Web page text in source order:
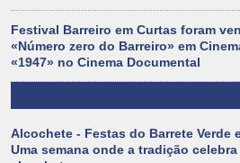
Festival Barreiro em Curtas foram
«Número zero do Barreiro» em
«1947» no Cinema Documental
Alcochete - Festas do Barrete Verde
Uma semana onde a tradição